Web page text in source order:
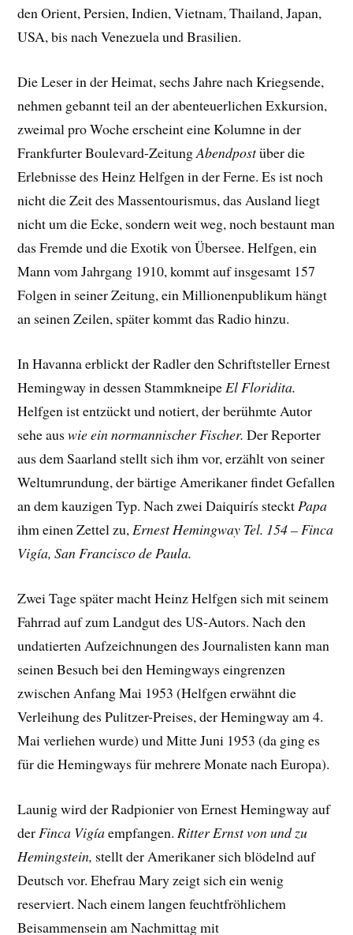
den Orient, Persien, Indien, Vietnam, Thailand, Japan,
USA, bis nach Venezuela und Brasilien.
Die Leser in der Heimat, sechs Jahre nach Kriegsende,
nehmen gebannt teil an der abenteuerlichen Exkursion,
zweimal pro Woche erscheint eine Kolumne in der
Frankfurter Boulevard-ZeitungAbendpostüber die
Erlebnisse des Heinz Helfgen in der Ferne. Es ist noch
nicht die Zeit des Massentourismus, das Ausland liegt
nicht um die Ecke, sondern weit weg, noch bestaunt man
das Fremde und die Exotik von Übersee. Helfgen, ein
Mann vom Jahrgang 1910, kommt auf insgesamt 157
Folgen in seiner Zeitung, ein Millionenpublikum hängt
an seinen Zeilen, später kommt das Radio hinzu.
In Havanna erblickt der Radler den Schriftsteller Ernest
Hemingway in dessen StammkneipeEl Floridita.
Helfgen ist entzückt und notiert, der berühmte Autor
sehe auswie ein normannischer Fischer. Der Reporter
aus dem Saarland stellt sich ihm vor, erzählt von seiner
Weltumrundung, der bärtige Amerikaner findet Gefallen
an dem kauzigen Typ. Nach zwei Daiquirís stecktPapa
ihm einen Zettel zu,Ernest Hemingway Tel. 154 – Finca
Vigía, San Francisco de Paula.
Zwei Tage später macht Heinz Helfgen sich mit seinem
Fahrrad auf zum Landgut des US-Autors. Nach den
undatierten Aufzeichnungen des Journalisten kann man
seinen Besuch bei den Hemingways eingrenzen
zwischen Anfang Mai 1953 (Helfgen erwähnt die
Verleihung des Pulitzer-Preises, der Hemingway am 4.
Mai verliehen wurde) und Mitte Juni 1953 (da ging es
für die Hemingways für mehrere Monate nach Europa).
Launig wird der Radpionier von Ernest Hemingway auf
der Finca Vigíaempfangen. Ritter Ernst von und zu
Hemingstein, stellt der Amerikaner sich blödelnd auf
Deutsch vor. Ehefrau Mary zeigt sich ein wenig
reserviert. Nach einem langen feuchtfröhlichem
Beisammensein am Nachmittag mit